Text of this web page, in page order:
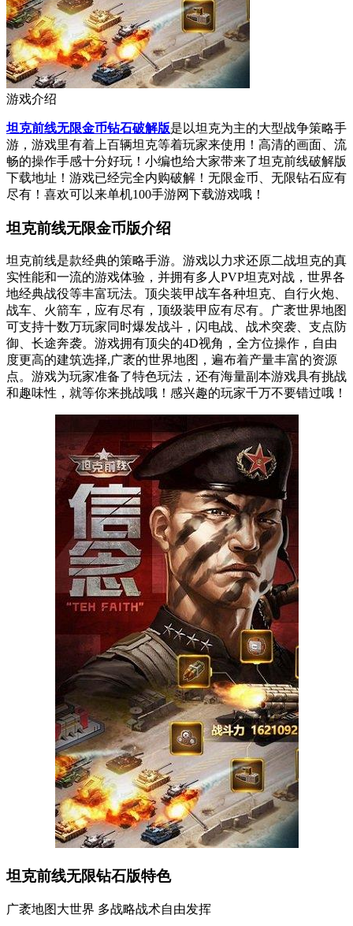
游戏介绍
坦克前线无限金币钻石破解版是以坦克为主的大型战争策略手
游，游戏里有着上百辆坦克等着玩家来使用！高清的画面、流
畅的操作手感十分好玩！小编也给大家带来了坦克前线破解版
下载地址！游戏已经完全内购破解！无限金币、无限钻石应有
尽有！喜欢可以来单机100手游网下载游戏哦！
坦克前线无限金币版介绍
坦克前线是款经典的策略手游。游戏以力求还原二战坦克的真
实性能和一流的游戏体验，并拥有多人PVP坦克对战，世界各
地经典战役等丰富玩法。顶尖装甲战车各种坦克、自行火炮、
战车、火箭车，应有尽有，顶级装甲应有尽有。广袤世界地图
可支持十数万玩家同时爆发战斗，闪电战、战术突袭、支点防
御、长途奔袭。游戏拥有顶尖的4D视角，全方位操作，自由
度更高的建筑选择,广袤的世界地图，遍布着产量丰富的资源
点。游戏为玩家准备了特色玩法，还有海量副本游戏具有挑战
和趣味性，就等你来挑战哦！感兴趣的玩家千万不要错过哦！
坦克前线无限钻石版特色
广袤地图大世界 多战略战术自由发挥